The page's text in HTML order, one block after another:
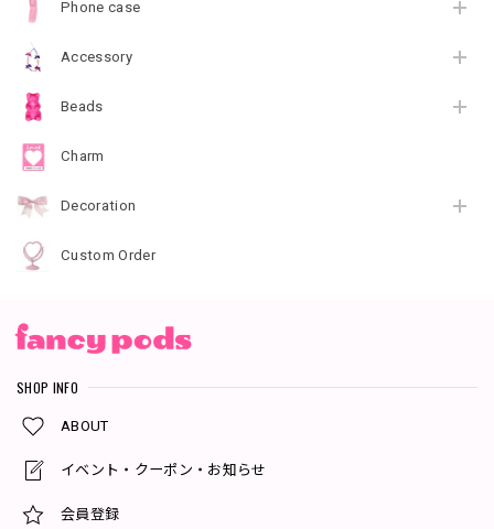
Phone case
Accessory
Beads
Charm
Decoration
Custom Order
SHOP INFO
ABOUT
イベント・クーポン・お知らせ
会員登録